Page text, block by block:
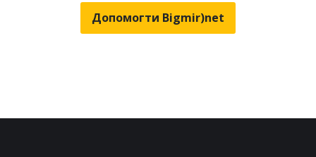
Допомогти Bigmir)net